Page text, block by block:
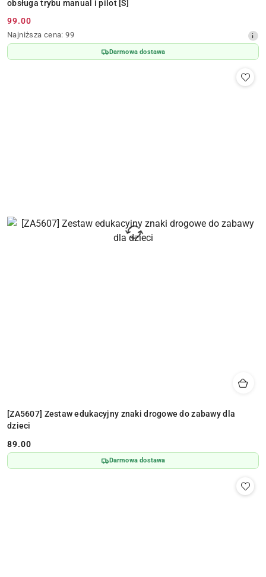
obsługa trybu manual i pilot [S]
Cena
promocyjna:
99.00
Najniższa
cena
z
Najniższa cena: 99
Darmowa dostawa
[ZA5607] Zestaw edukacyjny znaki drogowe do zabawy dla
dzieci
Cena:
89.00
Darmowa dostawa